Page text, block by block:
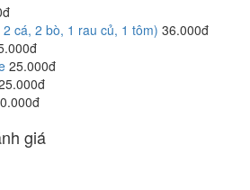
cá, 2 bò, 1 rau củ, 1 tôm) 36.000đ
25.000đ
giá